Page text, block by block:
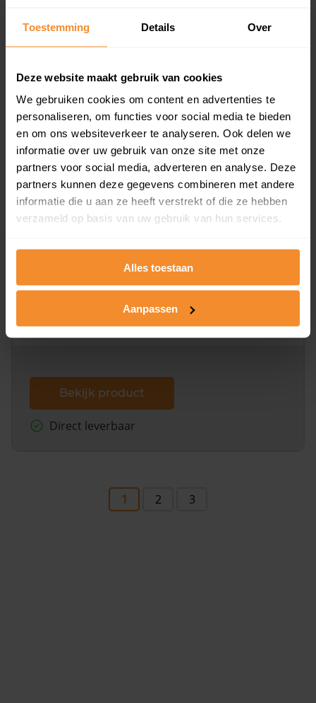
Toestemming Details Over
Deze website maakt gebruik van cookies
We gebruiken cookies om content en advertenties te
personaliseren, om functies voor social media te bieden
en om ons websiteverkeer te analyseren. Ook delen we
informatie over uw gebruik van onze site met onze
partners voor social media, adverteren en analyse. Deze
partners kunnen deze gegevens combineren met andere
informatie die u aan ze heeft verstrekt of die ze hebben
verzameld op basis van uw gebruik van hun services.
Alles toestaan
Aanpassen
en koopdatum) binnen een postcodegebied. Dit
koopsommen.
Bekijk product
Direct leverbaar
Kadastrale kaart pakket
Alleen globale ligging perceel
omliggende percelen met de kadastrale erfgrenzen,
Bekijk product
Direct leverbaar
1 2 3